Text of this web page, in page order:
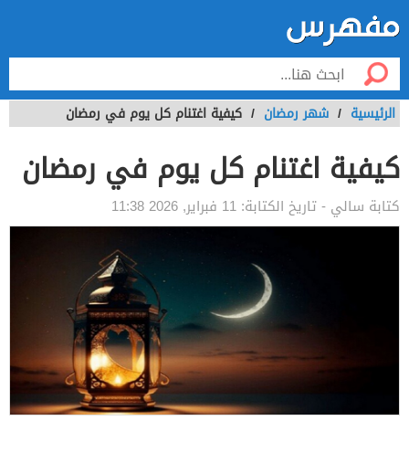
الرئيسية / شهر رمضان / كيفية اغتنام كل يوم في رمضان
كيفية اغتنام كل يوم في رمضان
كتابة سالي - تاريخ الكتابة: 11 فبراير, 2026 11:38